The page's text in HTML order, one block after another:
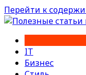
Перейти к
IT
Бизнес